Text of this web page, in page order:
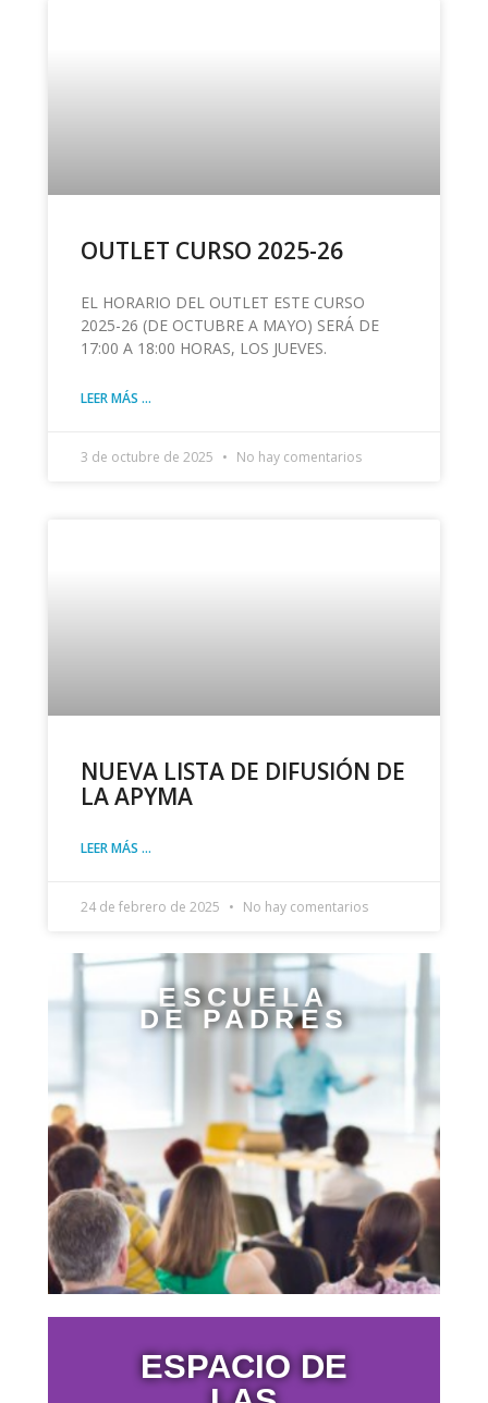
OUTLET CURSO 2025-26
EL HORARIO DEL OUTLET ESTE CURSO
2025-26 (DE OCTUBRE A MAYO) SERÁ DE
17:00 A 18:00 HORAS, LOS JUEVES.
LEER MÁS ...
3 de octubre de 2025 No hay comentarios
NUEVA LISTA DE DIFUSIÓN DE
LA APYMA
LEER MÁS ...
24 de febrero de 2025 No hay comentarios
ESCUELA
DE PADRES
ESPACIO DE